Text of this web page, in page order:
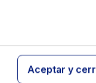
Aceptar y
Con efectos a partir
pasivos obligados a
modelos 650 y 651
telemática, quedan
el pago de esas
mismo medio. Con